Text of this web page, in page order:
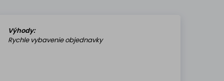
Výhody:
Rychle vybavenie objednavky